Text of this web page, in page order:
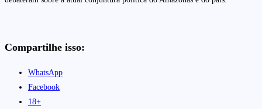
Compartilhe isso:
WhatsApp
Facebook
18+